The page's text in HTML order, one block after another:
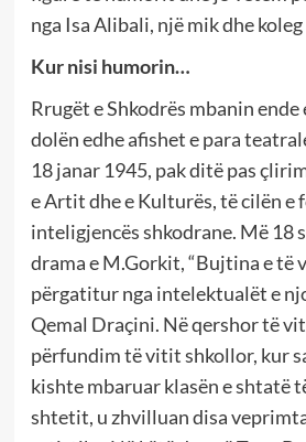
nga Isa Alibali, një mik dhe
Kur nisi humorin…
Rrugët e Shkodrës mbanin
dolën edhe afishet e para
18 janar 1945, pak ditë pas
e Artit dhe e Kulturës, të cilën e
inteligjencës shkodrane. Më 18
drama e M.Gorkit, “Bujtina e të
përgatitur nga intelektualët e
Qemal Draçini. Në qershor të
përfundim të vitit shkollor, kur
kishte mbaruar klasën e shtatë
shtetit, u zhvilluan disa